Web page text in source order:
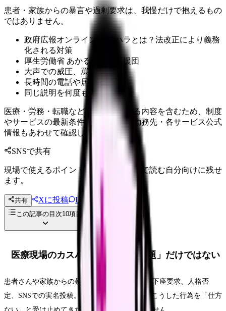
患者・家族からの暴言や過剰要求は、我慢だけで抱えるもの
ではありません。
政府広報オンライン カスハラとは？法改正により義務
化される対策
厚生労働省 あかるい職場応援団
大声での威圧、罵声、侮辱
長時間の電話や居座り
同じ説明を何度も強要する
医療・労務・転職など判断に影響する内容を含むため、制度
やサービスの最新条件は公的機関・勤務先・各サービス公式
情報もあわせて確認してください。
SNSで共有
現場で使えるポイントを、同僚やあとで読む自分向けに残せ
ます。
共有 Xに投稿 LINE
投稿文コピー
この記事の目次10項目
医療現場のカスハラは「接遇の問題」だけではない
患者さんや家族からの暴言、長時間の拘束、土下座要求、人格否
定、SNSでの実名投稿。医療・介護現場では、こうした行為を「仕方